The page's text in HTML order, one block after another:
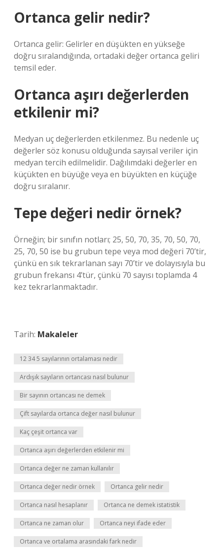
Ortanca gelir nedir?
Ortanca gelir: Gelirler en düşükten en yükseğe
doğru sıralandığında, ortadaki değer ortanca geliri
temsil eder.
Ortanca aşırı değerlerden
etkilenir mi?
Medyan uç değerlerden etkilenmez. Bu nedenle uç
değerler söz konusu olduğunda sayısal veriler için
medyan tercih edilmelidir. Dağılımdaki değerler en
küçükten en büyüğe veya en büyükten en küçüğe
doğru sıralanır.
Tepe değeri nedir örnek?
Örneğin; bir sınıfın notları; 25, 50, 70, 35, 70, 50, 70,
25, 70, 50 ise bu grubun tepe veya mod değeri 70’tir,
çünkü en sık tekrarlanan sayı 70’tir ve dolayısıyla bu
grubun frekansı 4’tür, çünkü 70 sayısı toplamda 4
kez tekrarlanmaktadır.
Tarih: Makaleler
12 34 5 sayılarının ortalaması nedir
Ardışık sayıların ortancası nasıl bulunur
Bir sayının ortancası ne demek
Çift sayılarda ortanca değer nasıl bulunur
Kaç çeşit ortanca var
Ortanca aşırı değerlerden etkilenir mi
Ortanca değer ne zaman kullanılır
Ortanca değer nedir örnek Ortanca gelir nedir
Ortanca nasıl hesaplanır Ortanca ne demek istatistik
Ortanca ne zaman olur Ortanca neyi ifade eder
Ortanca ve ortalama arasındaki fark nedir